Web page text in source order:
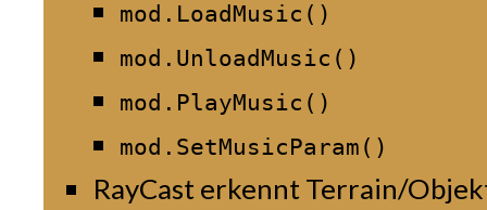
mod.LoadMusic()
mod.UnloadMusic()
mod.PlayMusic()
mod.SetMusicParam()
RayCast erkennt Terrain/